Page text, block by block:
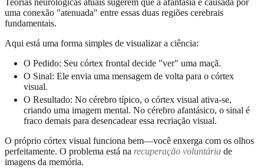
Teorias neurológicas atuais sugerem que a afantasia é causada por
uma conexão "atenuada" entre essas duas regiões cerebrais
fundamentais.
Aqui está uma forma simples de visualizar a ciência:
O Pedido: Seu córtex frontal decide "ver" uma maçã.
O Sinal: Ele envia uma mensagem de volta para o córtex
visual.
O Resultado: No cérebro típico, o córtex visual ativa-se,
criando uma imagem mental. No cérebro afantásico, o sinal é
fraco demais para desencadear essa recriação visual.
O próprio córtex visual funciona bem—você enxerga com os olhos
perfeitamente. O problema está na recuperação voluntária de
imagens da memória.